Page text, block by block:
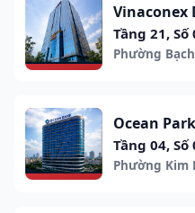
Vinaconex
Tầng 21,
Phường
Ocean
Tầng 04,
Phường Kim